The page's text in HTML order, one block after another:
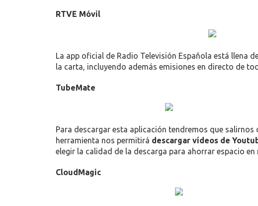
RTVE Móvil
La app oficial de Radio Televisión Española está llena
la carta, incluyendo además emisiones en directo de
TubeMate
Para descargar esta aplicación tendremos que
herramienta nos permitirá descargar vídeos de
elegir la calidad de la descarga para ahorrar espacio
CloudMagic